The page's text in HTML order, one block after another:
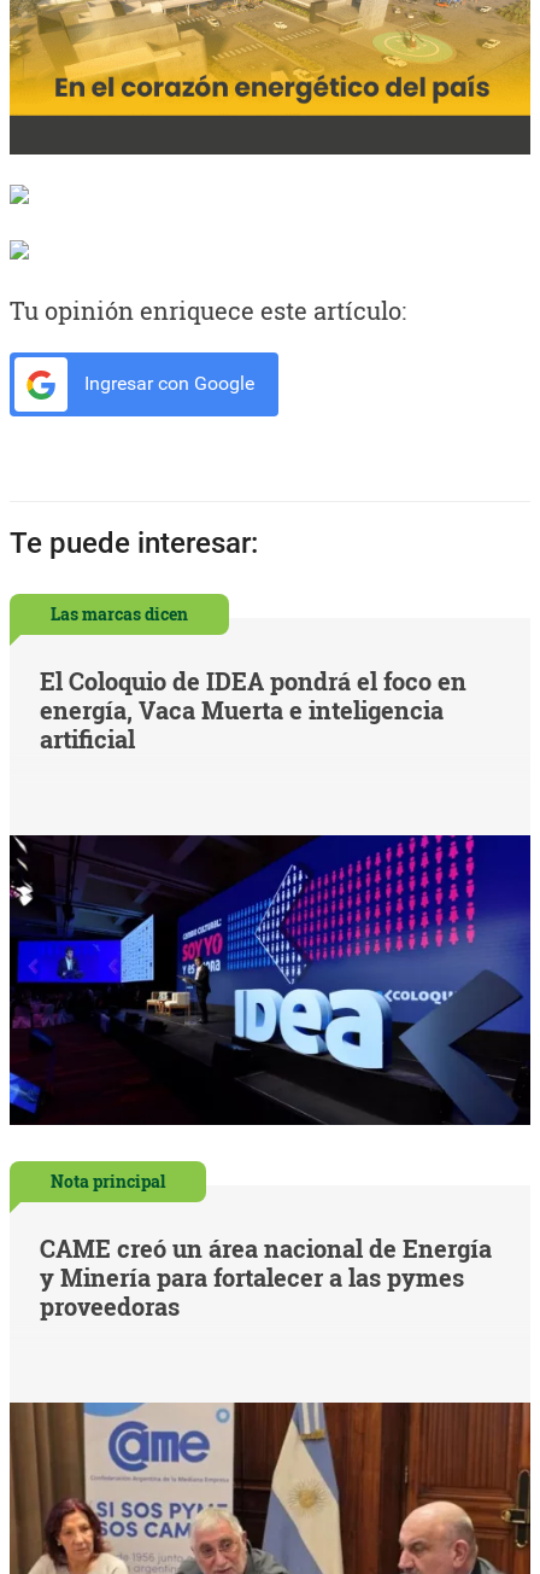
Tu opinión enriquece este artículo:
Ingresar con Google
Te puede interesar:
Las marcas dicen
El Coloquio de IDEA pondrá el foco en
energía, Vaca Muerta e inteligencia
artificial
Nota principal
CAME creó un área nacional de Energía
y Minería para fortalecer a las pymes
proveedoras